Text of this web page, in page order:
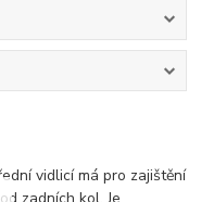
vidlicí má pro zajištění